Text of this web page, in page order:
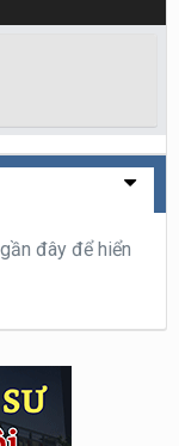
đây để hiển